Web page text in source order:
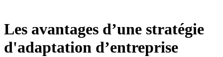
Les avantages d’une stratégie
d'adaptation d’entreprise